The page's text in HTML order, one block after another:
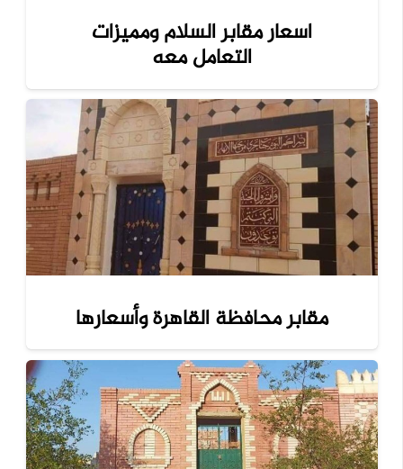
اسعار مقابر السلام ومميزات
التعامل معه
مقابر محافظة القاهرة وأسعارها